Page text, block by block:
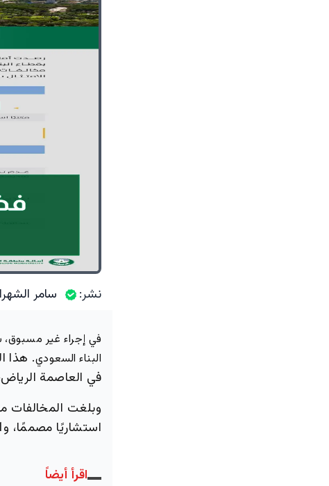
نشر: سامر
في إجراء غير
البناء السعودي.
في العاصمة
استشاريًا مصممًا، و41 مكتبًا استشاريًا مشرفًا، بالإضافة إلى 16 مقاول تنفيذ.
اقرأ أيضاً